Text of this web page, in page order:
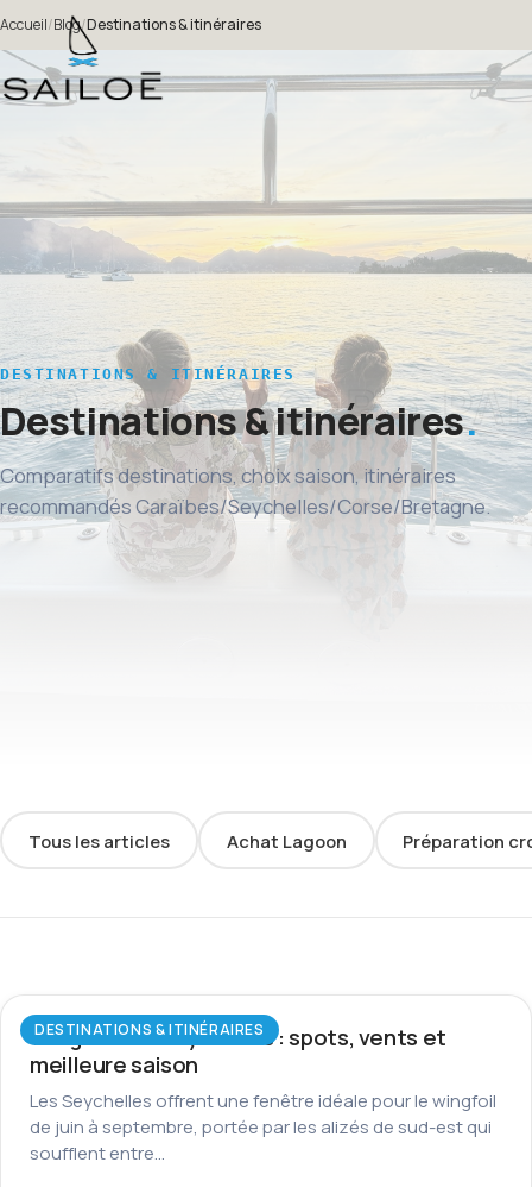
Accueil/Blog/Destinations & itinéraires
DESTINATIONS & ITINÉRAIRES
Destinations & itinéraires
Comparatifs destinations, choix saison, itinéraires
recommandés Caraïbes/Seychelles/Corse/Bretagne.
Tous les articles Achat Lagoon Préparation
DESTINATIONS & ITINÉRAIRES
Wingfoil aux Seychelles : spots, vents et
meilleure saison
Les Seychelles offrent une fenêtre idéale pour le wingfoil
de juin à septembre, portée par les alizés de sud-est qui
soufflent entre…